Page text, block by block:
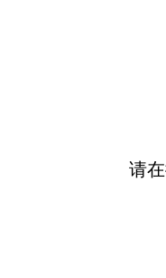
请